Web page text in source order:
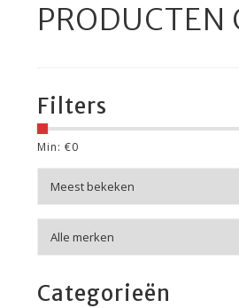
PRODUCTEN
Filters
Min: €0
Categorieën